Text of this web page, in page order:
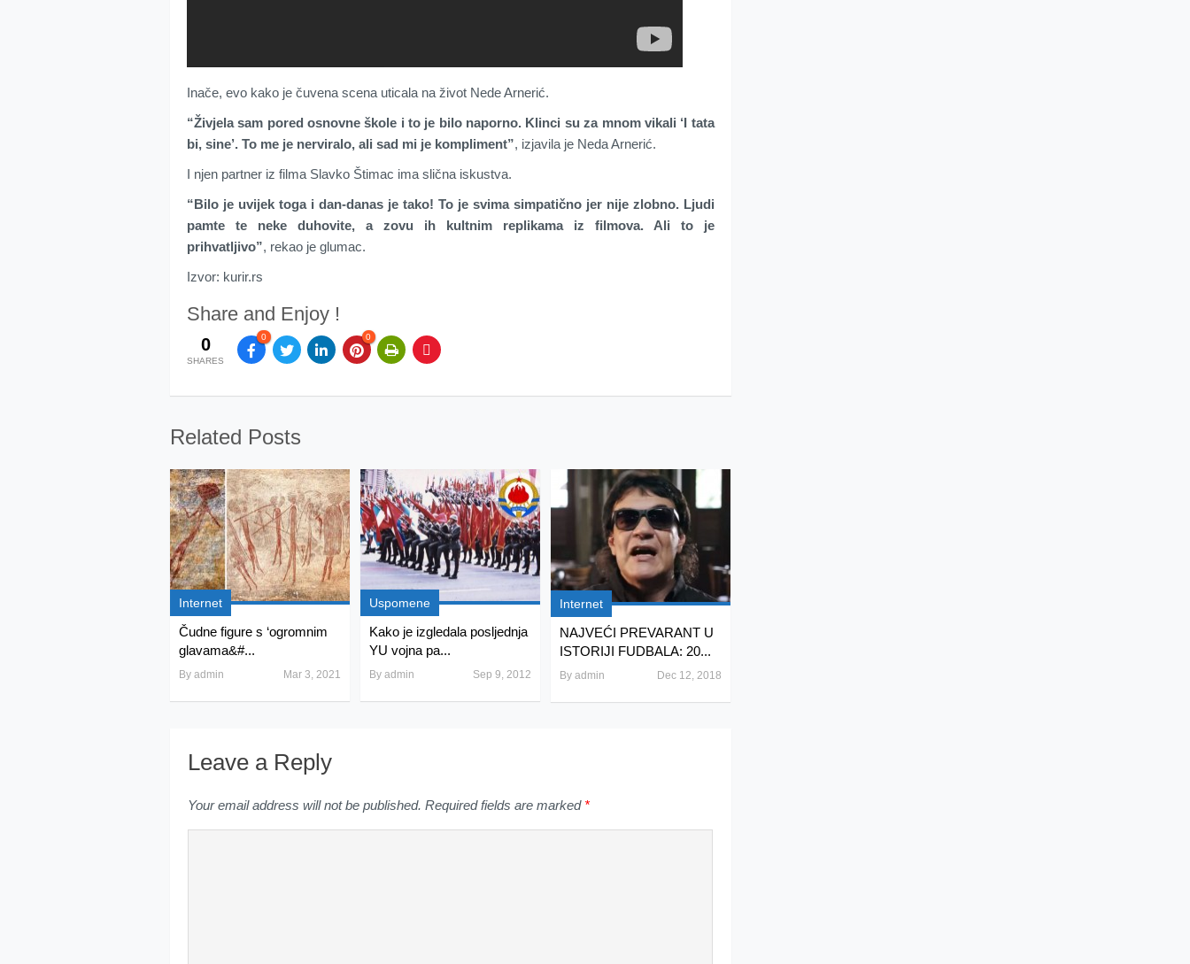
Inače, evo kako je čuvena scena uticala na život Nede Arnerić.
“Živjela sam pored osnovne škole i to je bilo naporno. Klinci su za mnom vikali ‘I tata
bi, sine’. To me je nerviralo, ali sad mi je kompliment”, izjavila je Neda Arnerić.
I njen partner iz filma Slavko Štimac ima slična iskustva.
“Bilo je uvijek toga i dan-danas je tako! To je svima simpatično jer nije zlobno. Ljudi
pamte te neke duhovite, a zovu ih kultnim replikama iz filmova. Ali to je
prihvatljivo”, rekao je glumac.
Izvor: kurir.rs
Share and Enjoy !
0
SHARES
0 0
Related Posts
Internet
Čudne figure s ‘ogromnim
glavama&#...
By admin Mar 3, 2021
Uspomene
Kako je izgledala posljednja
YU vojna pa...
By admin Sep 9, 2012
Internet
NAJVEĆI PREVARANT U
ISTORIJI FUDBALA: 20...
By admin Dec 12, 2018
Leave a Reply
Your email address will not be published. Required fields are marked *